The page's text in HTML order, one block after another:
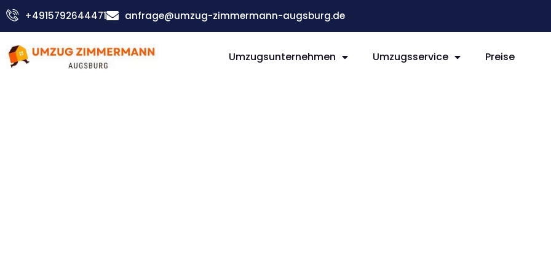
Zum
Inhalt
+4915792644471 anfrage@umzug-zimmermann-augsburg.de
Umzugsunternehmen Umzugsservice Preise